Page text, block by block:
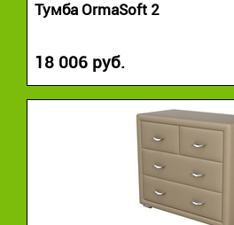
Тумба OrmaSoft 2
18 006 руб.